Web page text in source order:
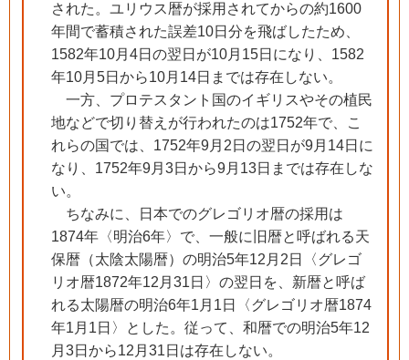
された。ユリウス暦が採用されてからの約1600
年間で蓄積された誤差10日分を飛ばしたため、
1582年10月4日の翌日が10月15日になり、1582
年10月5日から10月14日までは存在しない。
一方、プロテスタント国のイギリスやその植民
地などで切り替えが行われたのは1752年で、こ
れらの国では、1752年9月2日の翌日が9月14日に
なり、1752年9月3日から9月13日までは存在しな
い。
ちなみに、日本でのグレゴリオ暦の採用は
1874年〈明治6年〉で、一般に旧暦と呼ばれる天
保暦（太陰太陽暦）の明治5年12月2日〈グレゴ
リオ暦1872年12月31日〉の翌日を、新暦と呼ば
れる太陽暦の明治6年1月1日〈グレゴリオ暦1874
年1月1日〉とした。従って、和暦での明治5年12
月3日から12月31日は存在しない。